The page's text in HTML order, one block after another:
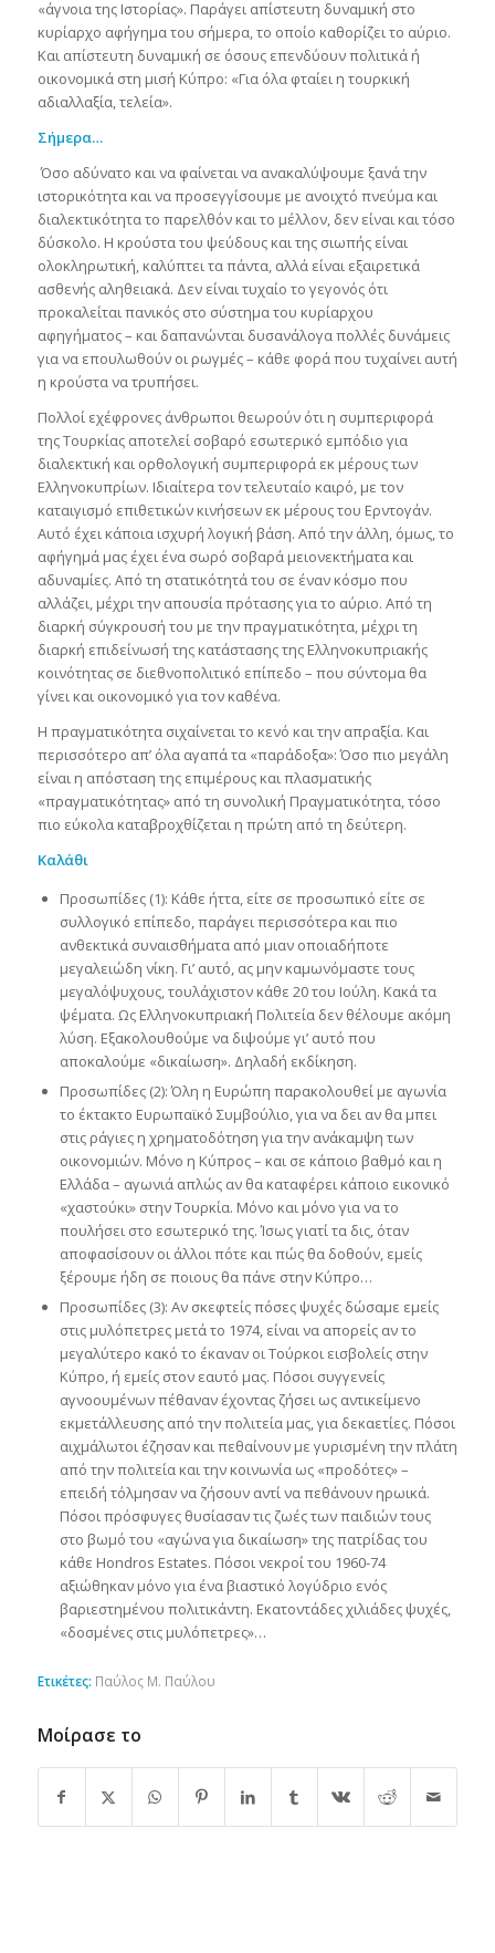
«άγνοια της Ιστορίας». Παράγει απίστευτη δυναμική στο
κυρίαρχο αφήγημα του σήμερα, το οποίο καθορίζει το αύριο.
Και απίστευτη δυναμική σε όσους επενδύουν πολιτικά ή
οικονομικά στη μισή Κύπρο: «Για όλα φταίει η τουρκική
αδιαλλαξία, τελεία».
Σήμερα…
Όσο αδύνατο και να φαίνεται να ανακαλύψουμε ξανά την
ιστορικότητα και να προσεγγίσουμε με ανοιχτό πνεύμα και
διαλεκτικότητα το παρελθόν και το μέλλον, δεν είναι και τόσο
δύσκολο. Η κρούστα του ψεύδους και της σιωπής είναι
ολοκληρωτική, καλύπτει τα πάντα, αλλά είναι εξαιρετικά
ασθενής αληθειακά. Δεν είναι τυχαίο το γεγονός ότι
προκαλείται πανικός στο σύστημα του κυρίαρχου
αφηγήματος – και δαπανώνται δυσανάλογα πολλές δυνάμεις
για να επουλωθούν οι ρωγμές – κάθε φορά που τυχαίνει αυτή
η κρούστα να τρυπήσει.
Πολλοί εχέφρονες άνθρωποι θεωρούν ότι η συμπεριφορά
της Τουρκίας αποτελεί σοβαρό εσωτερικό εμπόδιο για
διαλεκτική και ορθολογική συμπεριφορά εκ μέρους των
Ελληνοκυπρίων. Ιδιαίτερα τον τελευταίο καιρό, με τον
καταιγισμό επιθετικών κινήσεων εκ μέρους του Ερντογάν.
Αυτό έχει κάποια ισχυρή λογική βάση. Από την άλλη, όμως, το
αφήγημά μας έχει ένα σωρό σοβαρά μειονεκτήματα και
αδυναμίες. Από τη στατικότητά του σε έναν κόσμο που
αλλάζει, μέχρι την απουσία πρότασης για το αύριο. Από τη
διαρκή σύγκρουσή του με την πραγματικότητα, μέχρι τη
διαρκή επιδείνωσή της κατάστασης της Ελληνοκυπριακής
κοινότητας σε διεθνοπολιτικό επίπεδο – που σύντομα θα
γίνει και οικονομικό για τον καθένα.
Η πραγματικότητα σιχαίνεται το κενό και την απραξία. Και
περισσότερο απ’ όλα αγαπά τα «παράδοξα»: Όσο πιο μεγάλη
είναι η απόσταση της επιμέρους και πλασματικής
«πραγματικότητας» από τη συνολική Πραγματικότητα, τόσο
πιο εύκολα καταβροχθίζεται η πρώτη από τη δεύτερη.
Καλάθι
Προσωπίδες (1): Κάθε ήττα, είτε σε προσωπικό είτε σε
συλλογικό επίπεδο, παράγει περισσότερα και πιο
ανθεκτικά συναισθήματα από μιαν οποιαδήποτε
μεγαλειώδη νίκη. Γι’ αυτό, ας μην καμωνόμαστε τους
μεγαλόψυχους, τουλάχιστον κάθε 20 του Ιούλη. Κακά τα
ψέματα. Ως Ελληνοκυπριακή Πολιτεία δεν θέλουμε ακόμη
λύση. Εξακολουθούμε να διψούμε γι’ αυτό που
αποκαλούμε «δικαίωση». Δηλαδή εκδίκηση.
Προσωπίδες (2): Όλη η Ευρώπη παρακολουθεί με αγωνία
το έκτακτο Ευρωπαϊκό Συμβούλιο, για να δει αν θα μπει
στις ράγιες η χρηματοδότηση για την ανάκαμψη των
οικονομιών. Μόνο η Κύπρος – και σε κάποιο βαθμό και η
Ελλάδα – αγωνιά απλώς αν θα καταφέρει κάποιο εικονικό
«χαστούκι» στην Τουρκία. Μόνο και μόνο για να το
πουλήσει στο εσωτερικό της. Ίσως γιατί τα δις, όταν
αποφασίσουν οι άλλοι πότε και πώς θα δοθούν, εμείς
ξέρουμε ήδη σε ποιους θα πάνε στην Κύπρο…
Προσωπίδες (3): Αν σκεφτείς πόσες ψυχές δώσαμε εμείς
στις μυλόπετρες μετά το 1974, είναι να απορείς αν το
μεγαλύτερο κακό το έκαναν οι Τούρκοι εισβολείς στην
Κύπρο, ή εμείς στον εαυτό μας. Πόσοι συγγενείς
αγνοουμένων πέθαναν έχοντας ζήσει ως αντικείμενο
εκμετάλλευσης από την πολιτεία μας, για δεκαετίες. Πόσοι
αιχμάλωτοι έζησαν και πεθαίνουν με γυρισμένη την πλάτη
από την πολιτεία και την κοινωνία ως «προδότες» –
επειδή τόλμησαν να ζήσουν αντί να πεθάνουν ηρωικά.
Πόσοι πρόσφυγες θυσίασαν τις ζωές των παιδιών τους
στο βωμό του «αγώνα για δικαίωση» της πατρίδας του
κάθε Hondros Estates. Πόσοι νεκροί του 1960-74
αξιώθηκαν μόνο για ένα βιαστικό λογύδριο ενός
βαριεστημένου πολιτικάντη. Εκατοντάδες χιλιάδες ψυχές,
«δοσμένες στις μυλόπετρες»…
Ετικέτες: Παύλος Μ. Παύλου
Μοίρασε το